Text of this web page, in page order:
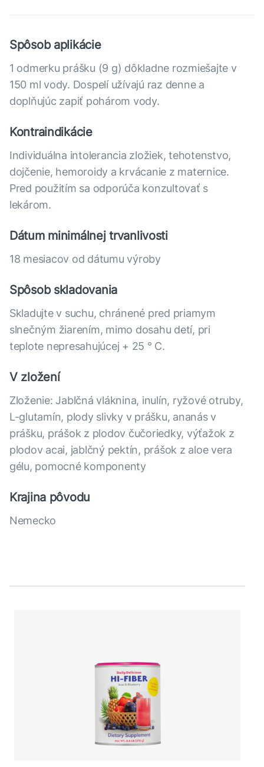
Spôsob aplikácie
1 odmerku prášku (9 g) dôkladne rozmiešajte v
150 ml vody. Dospelí užívajú raz denne a
doplňujúc zapiť pohárom vody.
Kontraindikácie
Individuálna intolerancia zložiek, tehotenstvo,
dojčenie, hemoroidy a krvácanie z maternice.
Pred použitím sa odporúča konzultovať s
lekárom.
Dátum minimálnej trvanlivosti
18 mesiacov od dátumu výroby
Spôsob skladovania
Skladujte v suchu, chránené pred priamym
slnečným žiarením, mimo dosahu detí, pri
teplote nepresahujúcej + 25 ° C.
V zložení
Zloženie: Jablčná vláknina, inulín, ryžové otruby,
L-glutamín, plody slivky v prášku, ananás v
prášku, prášok z plodov čučoriedky, výťažok z
plodov acai, jablčný pektín, prášok z aloe vera
gélu, pomocné komponenty
Krajina pôvodu
Nemecko